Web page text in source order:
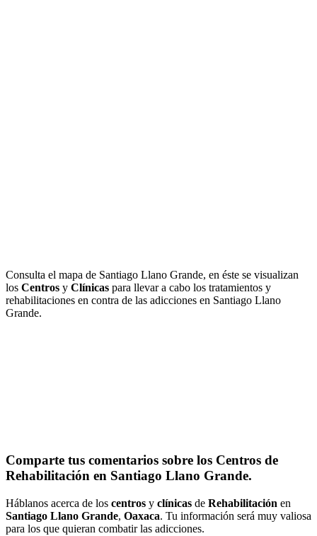
Consulta el mapa de Santiago Llano Grande, en éste se visualizan
los Centros y Clínicas para llevar a cabo los tratamientos y
rehabilitaciones en contra de las adicciones en Santiago Llano
Grande.
Comparte tus comentarios sobre los Centros de
Rehabilitación en Santiago Llano Grande.
Háblanos acerca de los centros y clínicas de Rehabilitación en
Santiago Llano Grande, Oaxaca. Tu información será muy valiosa
para los que quieran combatir las adicciones.